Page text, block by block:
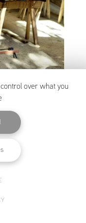
over what you